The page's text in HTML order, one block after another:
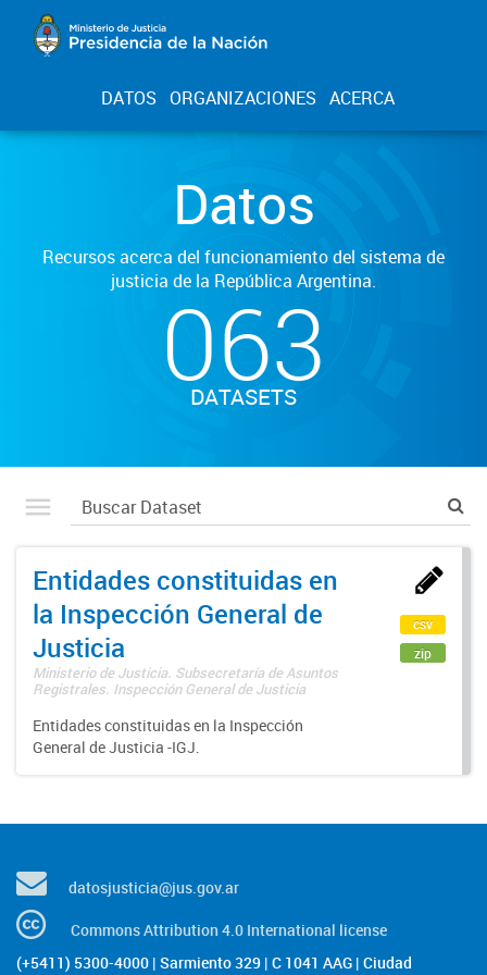
DATOS ORGANIZACIONES ACERCA
Datos
Recursos acerca del funcionamiento del sistema de
justicia de la República Argentina.
063
DATASETS
Entidades constituidas en
la Inspección General de
Justicia
Ministerio de Justicia. Subsecretaría de Asuntos
Registrales. Inspección General de Justicia
Entidades constituidas en la Inspección
General de Justicia -IGJ.
csv
zip
datosjusticia@jus.gov.ar
Commons Attribution 4.0 International license
(+5411) 5300-4000 | Sarmiento 329 | C 1041 AAG | Ciudad